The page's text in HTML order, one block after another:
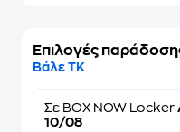
Επιλογές
Βάλε ΤΚ
Σε BOX NOW Locker
10/08